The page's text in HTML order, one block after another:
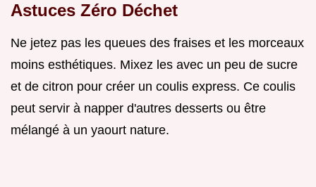
Astuces Zéro Déchet
Ne jetez pas les queues des fraises et les morceaux
moins esthétiques. Mixez les avec un peu de sucre
et de citron pour créer un coulis express. Ce coulis
peut servir à napper d'autres desserts ou être
mélangé à un yaourt nature.